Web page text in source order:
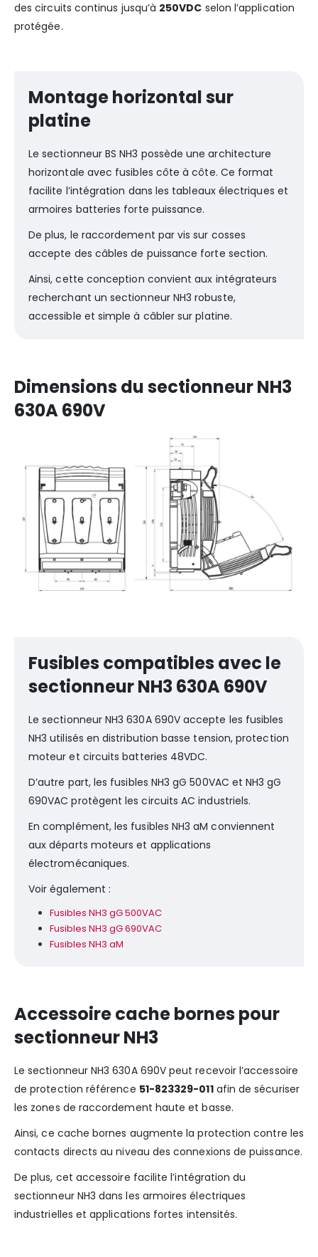
des circuits continus jusqu’à 250VDC selon l’application
protégée.
Montage horizontal sur
platine
Le sectionneur BS NH3 possède une architecture
horizontale avec fusibles côte à côte. Ce format
facilite l’intégration dans les tableaux électriques et
armoires batteries forte puissance.
De plus, le raccordement par vis sur cosses
accepte des câbles de puissance forte section.
Ainsi, cette conception convient aux intégrateurs
recherchant un sectionneur NH3 robuste,
accessible et simple à câbler sur platine.
Dimensions du sectionneur NH3
630A 690V
Fusibles compatibles avec le
sectionneur NH3 630A 690V
Le sectionneur NH3 630A 690V accepte les fusibles
NH3 utilisés en distribution basse tension, protection
moteur et circuits batteries 48VDC.
D’autre part, les fusibles NH3 gG 500VAC et NH3 gG
690VAC protègent les circuits AC industriels.
En complément, les fusibles NH3 aM conviennent
aux départs moteurs et applications
électromécaniques.
Voir également :
Fusibles NH3 gG 500VAC
Fusibles NH3 gG 690VAC
Fusibles NH3 aM
Accessoire cache bornes pour
sectionneur NH3
Le sectionneur NH3 630A 690V peut recevoir l’accessoire
de protection référence 51-823329-011afin de sécuriser
les zones de raccordement haute et basse.
Ainsi, ce cache bornes augmente la protection contre les
contacts directs au niveau des connexions de puissance.
De plus, cet accessoire facilite l’intégration du
sectionneur NH3 dans les armoires électriques
industrielles et applications fortes intensités.